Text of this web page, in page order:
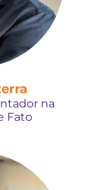
na
Fato